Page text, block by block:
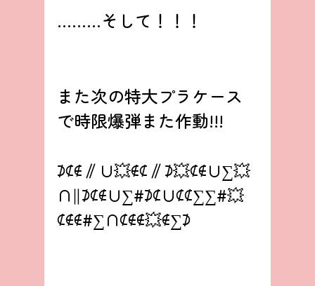
………そして！！！
また次の特大プラケース
で時限爆弾また作動!!!
⊅⊄∉∥∪💥∉⊄∥⊅💥⊄∉∪∑💥
∩∥⊅⊄∉∪∑#⊅⊄∪⊄⊄∑∑#💥
⊄∉∉#∑∩⊄∉∉💥∉∑⊅